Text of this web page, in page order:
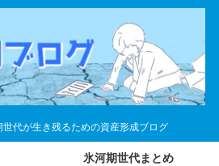
代が生き残るための資産形成ブログ
氷河期世代まとめ